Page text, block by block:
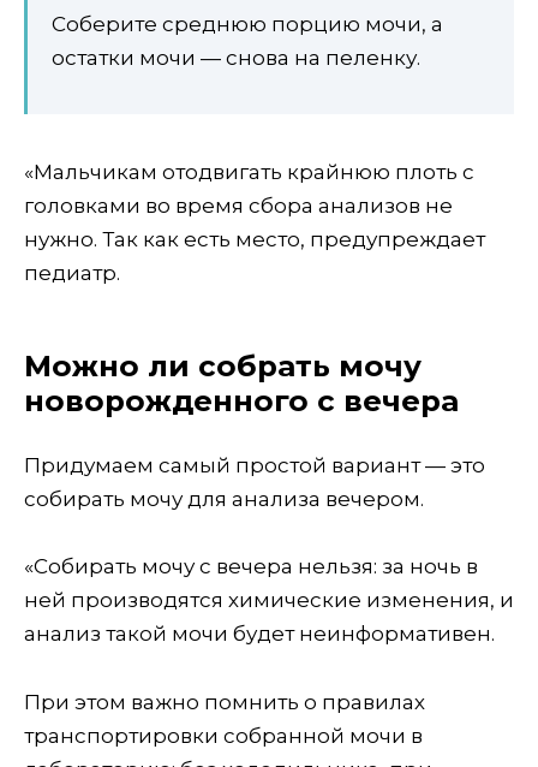
Соберите среднюю порцию мочи, а
остатки мочи — снова на пеленку.
«Мальчикам отодвигать крайнюю плоть с
головками во время сбора анализов не
нужно. Так как есть место, предупреждает
педиатр.
Можно ли собрать мочу
новорожденного с вечера
Придумаем самый простой вариант — это
собирать мочу для анализа вечером.
«Собирать мочу с вечера нельзя: за ночь в
ней производятся химические изменения, и
анализ такой мочи будет неинформативен.
При этом важно помнить о правилах
транспортировки собранной мочи в